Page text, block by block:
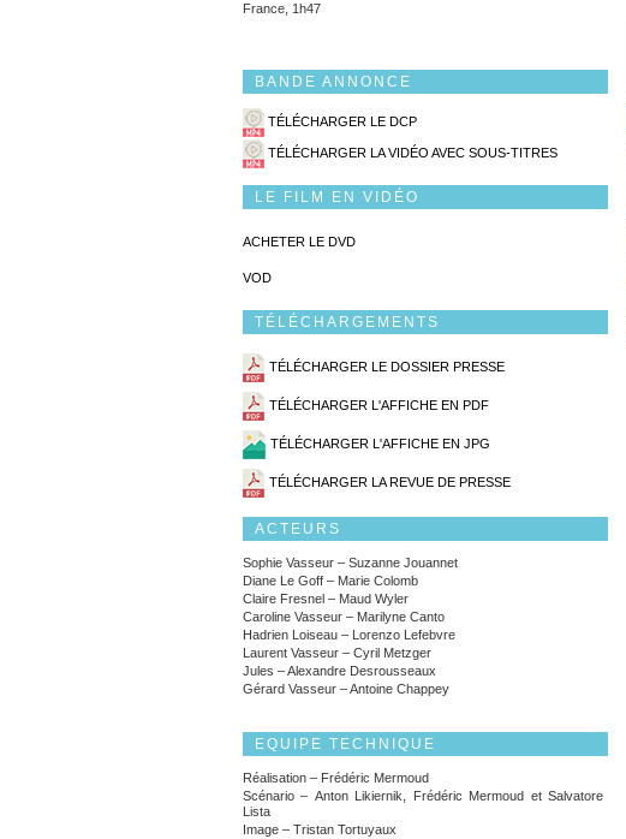
France, 1h47
BANDE ANNONCE
TÉLÉCHARGER LE DCP
TÉLÉCHARGER LA VIDÉO AVEC SOUS-TITRES
LE FILM EN VIDÉO
ACHETER LE DVD
VOD
TÉLÉCHARGEMENTS
TÉLÉCHARGER LE DOSSIER PRESSE
TÉLÉCHARGER L'AFFICHE EN PDF
TÉLÉCHARGER L'AFFICHE EN JPG
TÉLÉCHARGER LA REVUE DE PRESSE
ACTEURS
Sophie Vasseur – Suzanne Jouannet
Diane Le Goff – Marie Colomb
Claire Fresnel – Maud Wyler
Caroline Vasseur – Marilyne Canto
Hadrien Loiseau – Lorenzo Lefebvre
Laurent Vasseur – Cyril Metzger
Jules – Alexandre Desrousseaux
Gérard Vasseur – Antoine Chappey
EQUIPE TECHNIQUE
Réalisation – Frédéric Mermoud
Scénario – Anton Likiernik, Frédéric Mermoud et Salvatore
Lista
Image – Tristan Tortuyaux